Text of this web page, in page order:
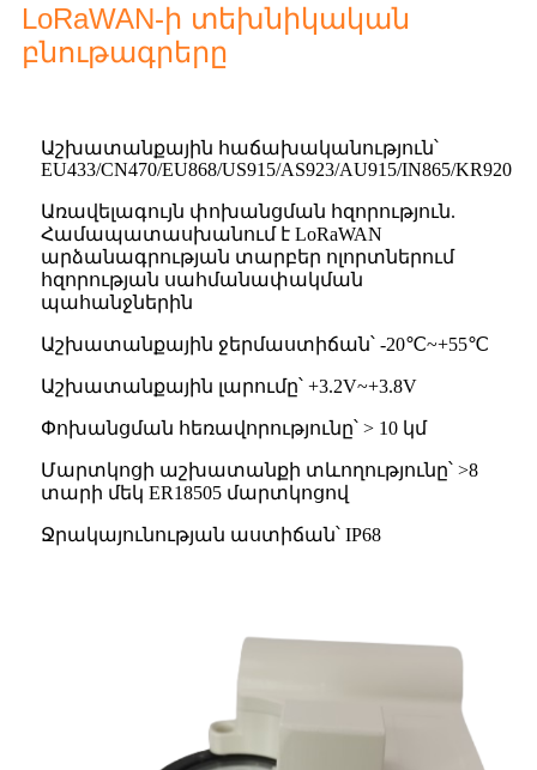
LoRaWAN-ի տեխնիկական
բնութագրերը
Աշխատանքային հաճախականություն՝
EU433/CN470/EU868/US915/AS923/AU915/IN865/KR920
Առավելագույն փոխանցման հզորություն.
Համապատասխանում է LoRaWAN
արձանագրության տարբեր ոլորտներում
հզորության սահմանափակման
պահանջներին
Աշխատանքային ջերմաստիճան՝ -20℃~+55℃
Աշխատանքային լարումը՝ +3.2V~+3.8V
Փոխանցման հեռավորությունը՝ > 10 կմ
Մարտկոցի աշխատանքի տևողությունը՝ >8
տարի մեկ ER18505 մարտկոցով
Ջրակայունության աստիճան՝ IP68